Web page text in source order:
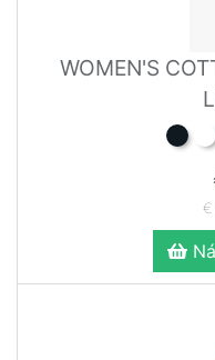
WOMEN'S
€